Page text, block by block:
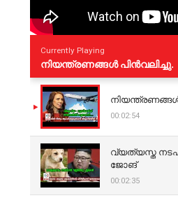
Currently Playing
നിയന്ത്രണങ്ങള്‍ പിന്‍വലിച്ചു.
നിയന്ത്രണങ്ങള്‍
00:02:54
വ്യത്യസ്ത
ജോങ്
00:02:35